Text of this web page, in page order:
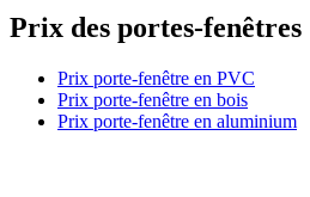
Prix des portes-fenêtres
Prix porte-fenêtre en PVC
Prix porte-fenêtre en bois
Prix porte-fenêtre en aluminium